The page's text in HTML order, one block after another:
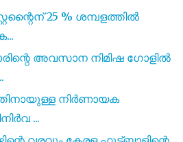
25 % ശമ്പളത്തിൽ
അവസാന നിമിഷ ഗോളിൽ
നിർണായക
...